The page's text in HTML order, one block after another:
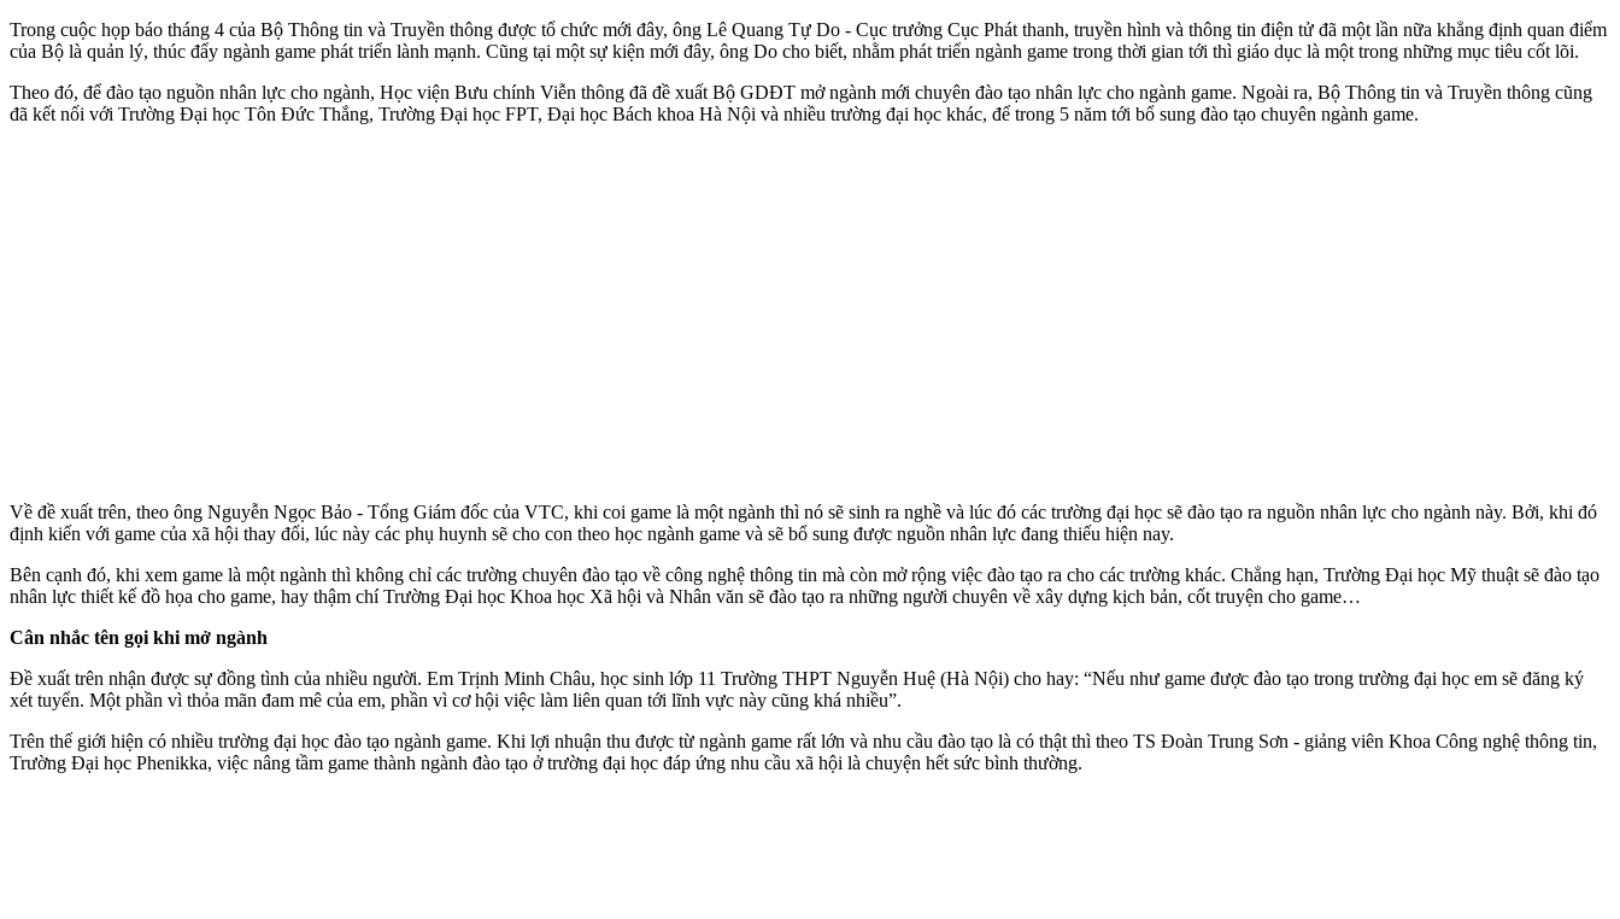
Trong cuộc họp báo tháng 4 của Bộ Thông tin và Truyền thông được tổ chức mới đây, ông Lê Quang Tự Do - Cục trưởng Cục Phát thanh, truyền hình và thông tin điện tử đã một lần nữa khẳng định quan điểm
của Bộ là quản lý, thúc đẩy ngành game phát triển lành mạnh. Cũng tại một sự kiện mới đây, ông Do cho biết, nhằm phát triển ngành game trong thời gian tới thì giáo dục là một trong những mục tiêu cốt lõi.
Theo đó, để đào tạo nguồn nhân lực cho ngành, Học viện Bưu chính Viễn thông đã đề xuất Bộ GDĐT mở ngành mới chuyên đào tạo nhân lực cho ngành game. Ngoài ra, Bộ Thông tin và Truyền thông cũng
đã kết nối với Trường Đại học Tôn Đức Thắng, Trường Đại học FPT, Đại học Bách khoa Hà Nội và nhiều trường đại học khác, để trong 5 năm tới bổ sung đào tạo chuyên ngành game.
Về đề xuất trên, theo ông Nguyễn Ngọc Bảo - Tổng Giám đốc của VTC, khi coi game là một ngành thì nó sẽ sinh ra nghề và lúc đó các trường đại học sẽ đào tạo ra nguồn nhân lực cho ngành này. Bởi, khi đó
định kiến với game của xã hội thay đổi, lúc này các phụ huynh sẽ cho con theo học ngành game và sẽ bổ sung được nguồn nhân lực đang thiếu hiện nay.
Bên cạnh đó, khi xem game là một ngành thì không chỉ các trường chuyên đào tạo về công nghệ thông tin mà còn mở rộng việc đào tạo ra cho các trường khác. Chẳng hạn, Trường Đại học Mỹ thuật sẽ đào tạo
nhân lực thiết kế đồ họa cho game, hay thậm chí Trường Đại học Khoa học Xã hội và Nhân văn sẽ đào tạo ra những người chuyên về xây dựng kịch bản, cốt truyện cho game…
Cân nhắc tên gọi khi mở ngành
Đề xuất trên nhận được sự đồng tình của nhiều người. Em Trịnh Minh Châu, học sinh lớp 11 Trường THPT Nguyễn Huệ (Hà Nội) cho hay: “Nếu như game được đào tạo trong trường đại học em sẽ đăng ký
xét tuyển. Một phần vì thỏ‌a mã‌n đam mê của em, phần vì cơ hội việc làm liên quan tới lĩnh vực này cũng khá nhiều”.
Trên thế giới hiện có nhiều trường đại học đào tạo ngành game. Khi lợi nhuận thu được từ ngành game rất lớn và nhu cầu đào tạo là có thật thì theo TS Đoàn Trung Sơn - giảng viên Khoa Công nghệ thông tin,
Trường Đại học Phenikka, việc nâng tầm game thành ngành đào tạo ở trường đại học đáp ứng nhu cầu xã hội là chuyện hết sức bình thường.